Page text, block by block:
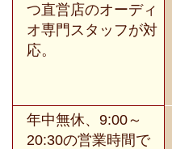
つ直営店のオーディ
オ専門スタッフが対
応。
年中無休、9:00～
20:30の営業時間で